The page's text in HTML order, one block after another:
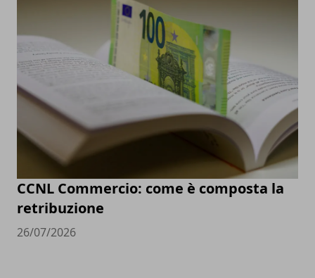
CCNL Commercio: come è composta la
retribuzione
26/07/2026